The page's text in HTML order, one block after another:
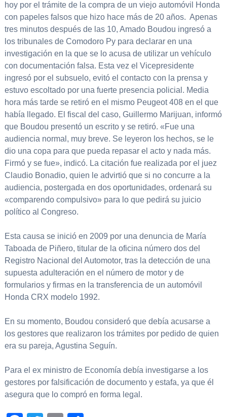
hoy por el trámite de la compra de un viejo automóvil Honda
con papeles falsos que hizo hace más de 20 años. Apenas
tres minutos después de las 10, Amado Boudou ingresó a
los tribunales de Comodoro Py para declarar en una
investigación en la que se lo acusa de utilizar un vehículo
con documentación falsa. Esta vez el Vicepresidente
ingresó por el subsuelo, evitó el contacto con la prensa y
estuvo escoltado por una fuerte presencia policial. Media
hora más tarde se retiró en el mismo Peugeot 408 en el que
había llegado. El fiscal del caso, Guillermo Marijuan, informó
que Boudou presentó un escrito y se retiró. «Fue una
audiencia normal, muy breve. Se leyeron los hechos, se le
dio una copa para que pueda repasar el acto y nada más.
Firmó y se fue», indicó. La citación fue realizada por el juez
Claudio Bonadio, quien le advirtió que si no concurre a la
audiencia, postergada en dos oportunidades, ordenará su
«comparendo compulsivo» para lo que pedirá su juicio
político al Congreso.
Esta causa se inició en 2009 por una denuncia de María
Taboada de Piñero, titular de la oficina número dos del
Registro Nacional del Automotor, tras la detección de una
supuesta adulteración en el número de motor y de
formularios y firmas en la transferencia de un automóvil
Honda CRX modelo 1992.
En su momento, Boudou consideró que debía acusarse a
los gestores que realizaron los trámites por pedido de quien
era su pareja, Agustina Seguín.
Para el ex ministro de Economía debía investigarse a los
gestores por falsificación de documento y estafa, ya que él
asegura que lo compró en forma legal.